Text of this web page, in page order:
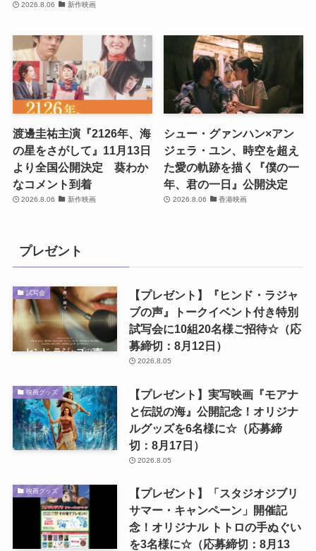
2026.8.06 新作映画
渡邊圭祐主演『2126年、海
の星をさがして』11月13日
より全国公開決定 葵わか
なコメント到着
2026.8.06 新作映画
シュー・グァンハン×アン
ジェラ・ユン、時空を超え
た愛の軌跡を描く『僕の一
年、君の一日』公開決定
2026.8.06 香港映画
プレゼント
試写会
【プレゼント】『ヒンド・ラジャ
ブの声』トークイベント付き特別
試写会に10組20名様ご招待☆（応
募締切：8月12日）
2026.8.05
映画グッズ
【プレゼント】実写映画『モアナ
と伝説の海』公開記念！オリジナ
ルグッズを6名様に☆（応募締
切：8月17日）
2026.8.05
映画グッズ
【プレゼント】「スタジオジブリ
サマー・キャンペーン」開催記
念！オリジナル トトロの手ぬぐい
を3名様に☆（応募締切：8月13